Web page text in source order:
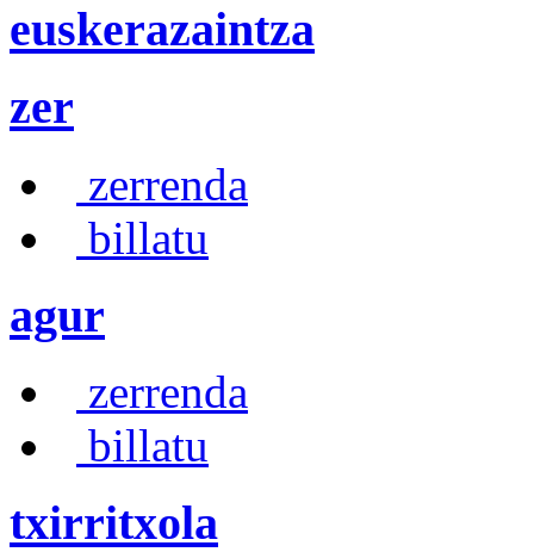
euskerazaintza
zer
zerrenda
billatu
agur
zerrenda
billatu
txirritxola